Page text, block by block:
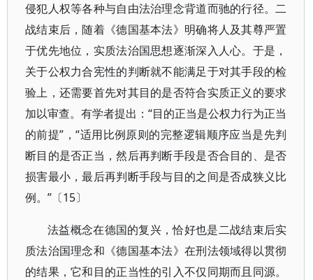
侵犯人权等各种与自由法治理念背道而驰的行径。二
战结束后，随着《德国基本法》明确将人及其尊严置
于优先地位，实质法治国思想逐渐深入人心。于是，
关于公权力合宪性的判断就不能满足于对其手段的检
验上，还需要首先对其目的是否符合实质正义的要求
加以审查。有学者提出：“目的正当是公权力行为正当
的前提”，“适用比例原则的完整逻辑顺序应当是先判
断目的是否正当，然后再判断手段是否合目的、是否
损害最小，最后再判断手段与目的之间是否成狭义比
例。”〔15〕
法益概念在德国的复兴，恰好也是二战结束后实
质法治国理念和《德国基本法》在刑法领域得以贯彻
的结果，它和目的正当性的引入不仅同期而且同源。